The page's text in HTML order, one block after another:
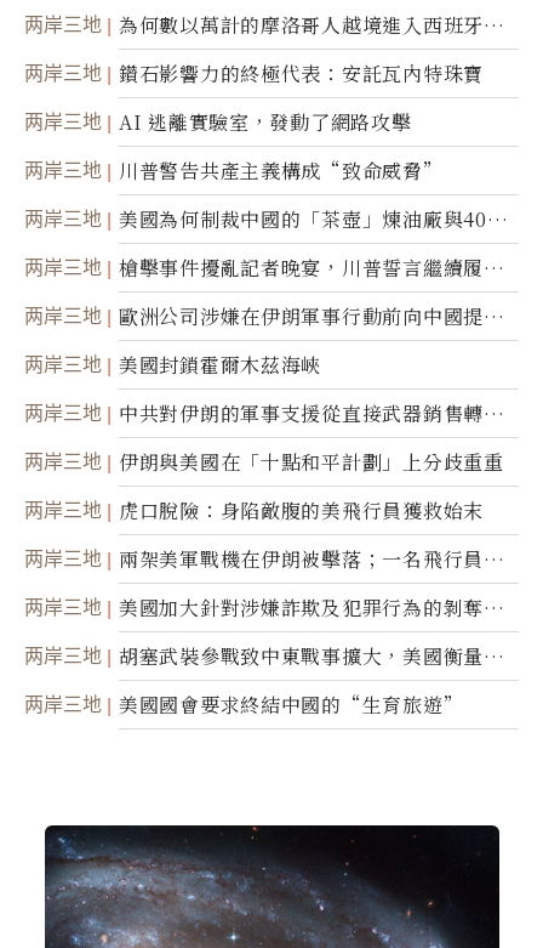
两岸三地
為何數以萬計的摩洛哥人越境進入西班牙休
達
两岸三地 鑽石影響力的終極代表：安託瓦內特珠寶
两岸三地 AI 逃離實驗室，發動了網路攻擊
两岸三地 川普警告共產主義構成“致命威脅”
两岸三地
美國為何制裁中國的「茶壺」煉油廠與40家
航運公司
两岸三地
槍擊事件擾亂記者晚宴，川普誓言繼續履行
職責
两岸三地
歐洲公司涉嫌在伊朗軍事行動前向中國提供
美軍基地的衛星影像
两岸三地 美國封鎖霍爾木茲海峽
两岸三地
中共對伊朗的軍事支援從直接武器銷售轉向
間接技術轉讓
两岸三地 伊朗與美國在「十點和平計劃」上分歧重重
两岸三地 虎口脫險：身陷敵腹的美飛行員獲救始末
两岸三地
兩架美軍戰機在伊朗被擊落；一名飛行員失
蹤
两岸三地
美國加大針對涉嫌詐欺及犯罪行為的剝奪公
民權力度
两岸三地
胡塞武裝參戰致中東戰事擴大，美國衡量地
面入侵的可能性
两岸三地 美國國會要求終結中國的“生育旅遊”